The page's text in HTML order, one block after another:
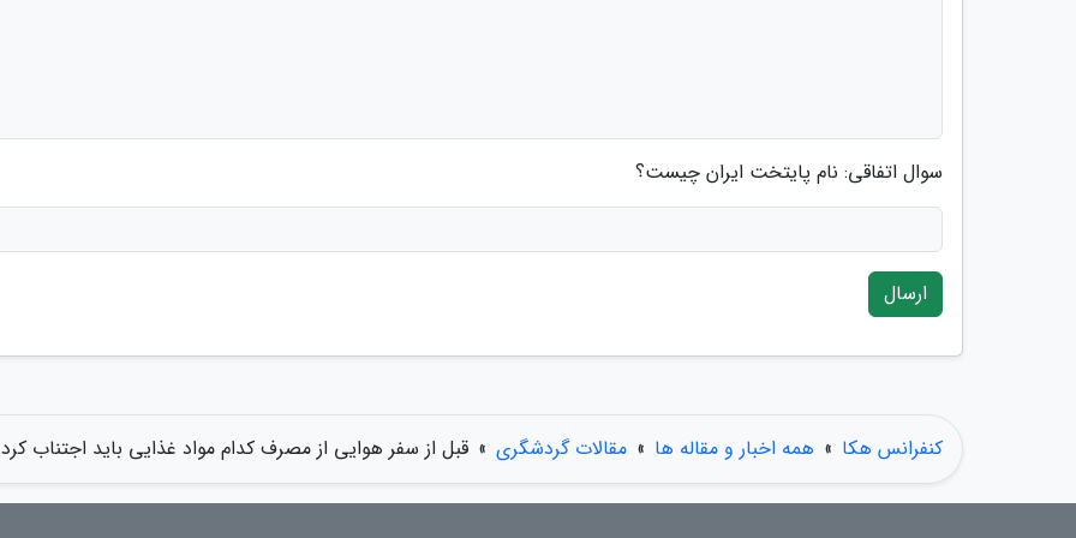
سوال اتفاقی: نام پایتخت ایران چیست؟
ارسال
کنفرانس هکا » همه اخبار و مقاله ها » مقالات گردشگری » قبل از سفر هوایی از مصرف کدام مواد غذایی باید اجتناب